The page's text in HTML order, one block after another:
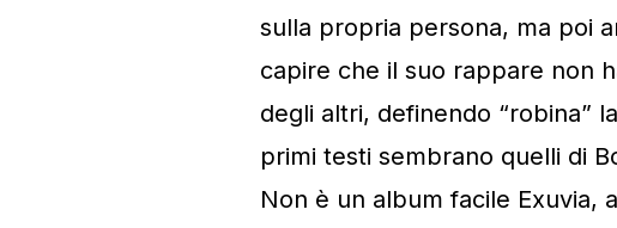
sulla propria persona, ma poi
capire che il suo rappare non
degli altri, definendo “robina”
primi testi sembrano quelli di
Non è un album facile Exuvia,